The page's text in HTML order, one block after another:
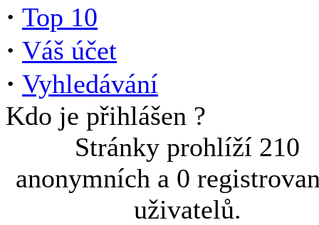
· Top 10
· Váš účet
· Vyhledávání
Kdo je přihlášen ?
Stránky prohlíží 210
anonymních a 0
uživatelů.